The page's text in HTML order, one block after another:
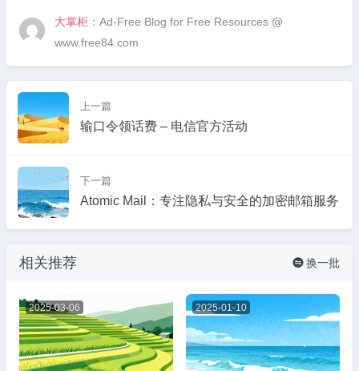
大掌柜 ：Ad-Free Blog for Free Resources @
www.free84.com
上一篇
输口令领话费 – 电信官方活动
下一篇
Atomic Mail：专注隐私与安全的加密邮箱服务
相关推荐  换一批
2025-03-06 2025-01-10